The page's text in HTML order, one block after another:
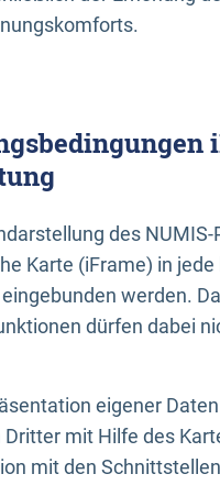
des
Karte (iFrame) in jede
werden.
dürfen dabei
eigener
Dritter mit Hilfe des
mit den